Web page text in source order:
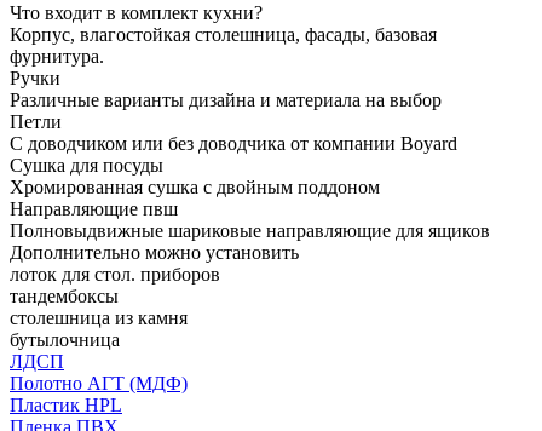
Что входит в комплект кухни?
Корпус, влагостойкая столешница, фасады, базовая
фурнитура.
Ручки
Различные варианты дизайна и материала на выбор
Петли
С доводчиком или без доводчика от компании Boyard
Сушка для посуды
Хромированная сушка с двойным поддоном
Направляющие пвш
Полновыдвижные шариковые направляющие для ящиков
Дополнительно можно установить
лоток для стол. приборов
тандембоксы
столешница из камня
бутылочница
ЛДСП
Полотно АГТ (МДФ)
Пластик HPL
Пленка ПВХ